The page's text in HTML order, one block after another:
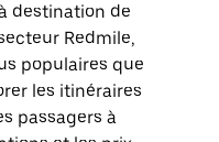
destination de
Redmile,
populaires que
les itinéraires
passagers à